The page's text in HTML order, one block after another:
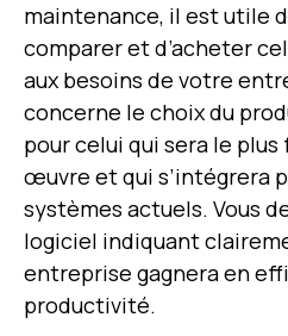
maintenance, il est utile
comparer et d’acheter
aux besoins de votre
concerne le choix du
pour celui qui sera le
œuvre et qui s’intégrera
systèmes actuels. Vous
logiciel indiquant
entreprise gagnera en
productivité.